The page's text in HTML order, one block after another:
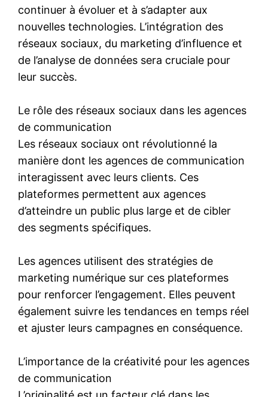
continuer à évoluer et à s’adapter aux
nouvelles technologies. L’intégration des
réseaux sociaux, du marketing d’influence et
de l’analyse de données sera cruciale pour
leur succès.
Le rôle des réseaux sociaux dans les agences
de communication
Les réseaux sociaux ont révolutionné la
manière dont les agences de communication
interagissent avec leurs clients. Ces
plateformes permettent aux agences
d’atteindre un public plus large et de cibler
des segments spécifiques.
Les agences utilisent des stratégies de
marketing numérique sur ces plateformes
pour renforcer l’engagement. Elles peuvent
également suivre les tendances en temps réel
et ajuster leurs campagnes en conséquence.
L’importance de la créativité pour les agences
de communication